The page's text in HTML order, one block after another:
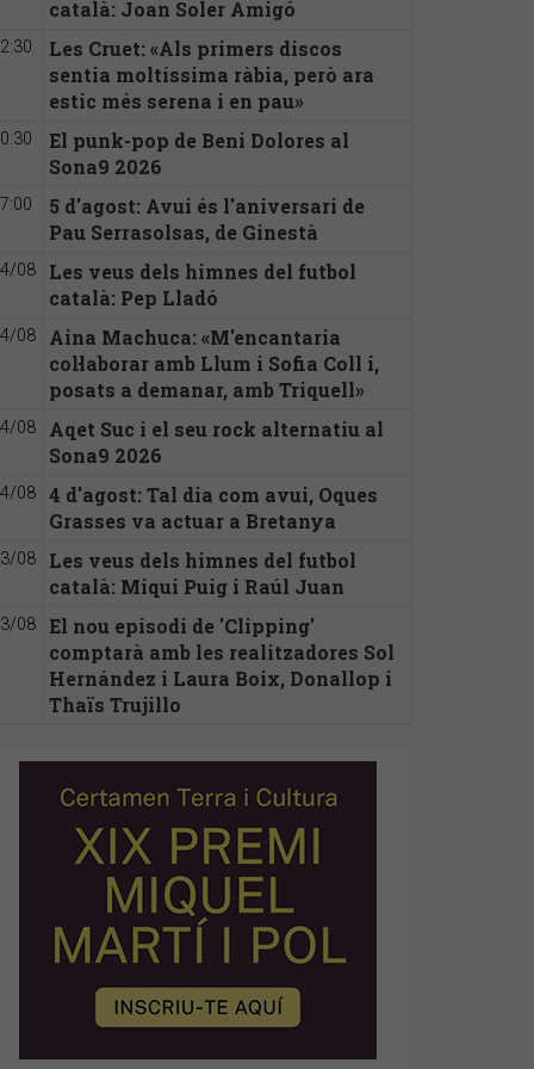
català: Joan Soler Amigó
Les Cruet: «Als primers discos
sentia moltíssima ràbia, però ara
estic més serena i en pau»
El punk-pop de Beni Dolores al
Sona9 2026
5 d'agost: Avui és l'aniversari de
Pau Serrasolsas, de Ginestà
08
Les veus dels himnes del futbol
català: Pep Lladó
08
Aina Machuca: «M'encantaria
col·laborar amb Llum i Sofia Coll i,
posats a demanar, amb Triquell»
08
Aqet Suc i el seu rock alternatiu al
Sona9 2026
08
4 d'agost: Tal dia com avui, Oques
Grasses va actuar a Bretanya
08
Les veus dels himnes del futbol
català: Miqui Puig i Raúl Juan
08
El nou episodi de 'Clipping'
comptarà amb les realitzadores Sol
Hernández i Laura Boix, Donallop i
Thaïs Trujillo